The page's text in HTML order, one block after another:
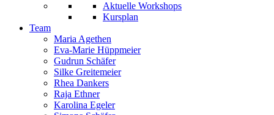
Aktuelle Workshops
Kursplan
Team
Maria Agethen
Eva-Marie Hüppmeier
Gudrun Schäfer
Silke Greitemeier
Rhea Dankers
Raja Ethner
Karolina Egeler